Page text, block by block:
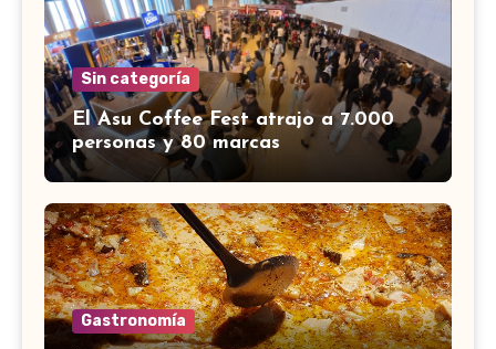
Sin categoría
El Asu Coffee Fest atrajo a 7.000
personas y 80 marcas
Gastronomía